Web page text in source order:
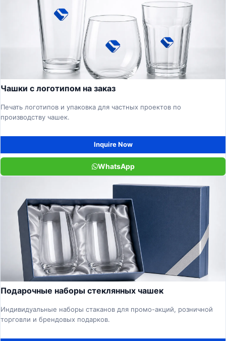
Чашки с логотипом на заказ
Печать логотипов и упаковка для частных проектов по
производству чашек.
Inquire Now
WhatsApp
Подарочные наборы стеклянных чашек
Индивидуальные наборы стаканов для промо-акций, розничной
торговли и брендовых подарков.